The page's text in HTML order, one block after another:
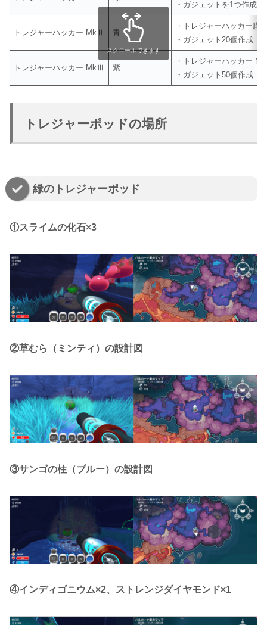
・ガジェットを1つ作成
トレジャーハッカー MkⅡ 青
・トレジャーハッカー購
・ガジェット20個作成
トレジャーハッカー MkⅢ 紫
・トレジャーハッカー
・ガジェット50個作成
スクロールできます
トレジャーポッドの場所
緑のトレジャーポッド
①スライムの化石×3
②草むら（ミンティ）の設計図
③サンゴの柱（ブルー）の設計図
④インディゴニウム×2、ストレンジダイヤモンド×1